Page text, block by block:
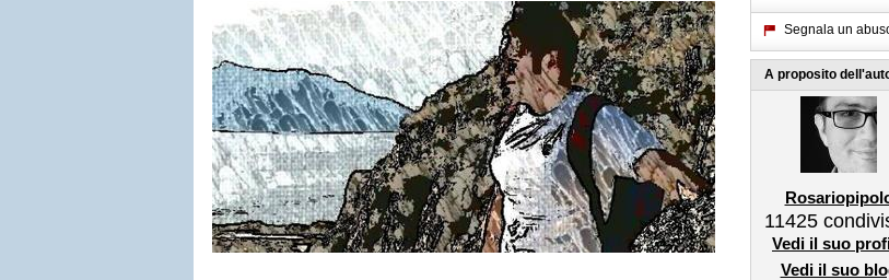
Segnala un
A proposito
11425
Vedi il suo
Vedi il suo